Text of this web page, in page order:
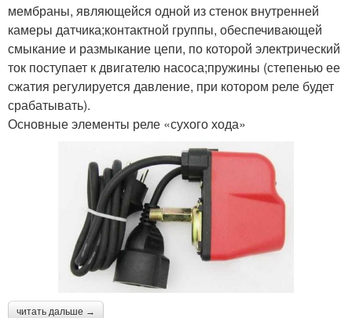
мембраны, являющейся одной из стенок внутренней
камеры датчика;контактной группы, обеспечивающей
смыкание и размыкание цепи, по которой электрический
ток поступает к двигателю насоса;пружины (степенью ее
сжатия регулируется давление, при котором реле будет
срабатывать).
Основные элементы реле «сухого хода»
читать дальше →